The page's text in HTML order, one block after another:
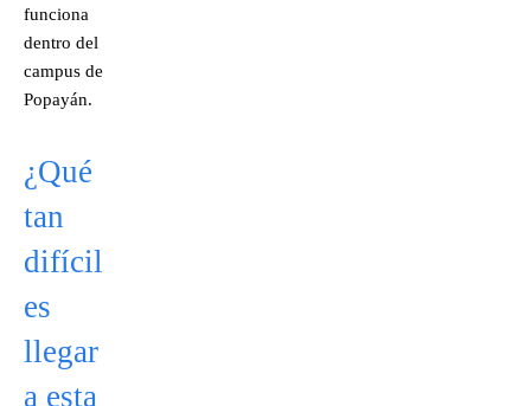
funciona
dentro del
campus de
Popayán.
¿Qué
tan
difícil
es
llegar
a esta